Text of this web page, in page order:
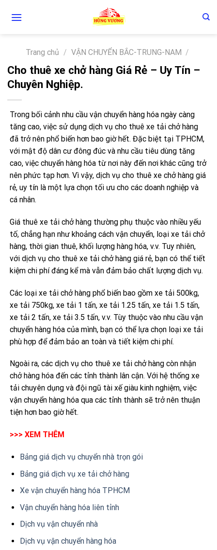
Trang chủ / VẬN CHUYỂN BẮC-TRUNG-NAM /
Cho thuê xe chở hàng Giá Rẻ – Uy Tín –
Chuyên Nghiệp.
Trong bối cảnh nhu cầu vận chuyển hàng hóa ngày càng
tăng cao, việc sử dụng dịch vụ cho thuê xe tải chở hàng
đã trở nên phổ biến hơn bao giờ hết. Đặc biệt tại TPHCM,
với mật độ dân cư đông đúc và nhu cầu tiêu dùng tăng
cao, việc chuyển hàng hóa từ nơi này đến nơi khác cũng trở
nên phức tạp hơn. Vì vậy, dịch vụ cho thuê xe chở hàng giá
rẻ, uy tín là một lựa chọn tối ưu cho các doanh nghiệp và
cá nhân.
Giá thuê xe tải chở hàng thường phụ thuộc vào nhiều yếu
tố, chẳng hạn như khoảng cách vận chuyển, loại xe tải chở
hàng, thời gian thuê, khối lượng hàng hóa, v.v. Tuy nhiên,
với dịch vụ cho thuê xe tải chở hàng giá rẻ, bạn có thể tiết
kiệm chi phí đáng kể mà vẫn đảm bảo chất lượng dịch vụ.
Các loại xe tải chở hàng phổ biến bao gồm xe tải 500kg,
xe tải 750kg, xe tải 1 tấn, xe tải 1.25 tấn, xe tải 1.5 tấn,
xe tải 2 tấn, xe tải 3.5 tấn, v.v. Tùy thuộc vào nhu cầu vận
chuyển hàng hóa của mình, bạn có thể lựa chọn loại xe tải
phù hợp để đảm bảo an toàn và tiết kiệm chi phí.
Ngoài ra, các dịch vụ cho thuê xe tải chở hàng còn nhận
chở hàng hóa đến các tỉnh thành lân cận. Với hệ thống xe
tải chuyên dụng và đội ngũ tài xế giàu kinh nghiệm, việc
vận chuyển hàng hóa qua các tỉnh thành sẽ trở nên thuận
tiện hơn bao giờ hết.
>>> XEM THÊM
Bảng giá dịch vụ chuyển nhà trọn gói
Bảng giá dịch vụ xe tải chở hàng
Xe vận chuyển hàng hóa TPHCM
Vận chuyển hàng hóa liên tỉnh
Dịch vụ vận chuyển nhà
Dịch vụ vận chuyển hàng hóa